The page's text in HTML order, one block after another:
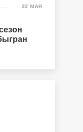
22 МАЯ